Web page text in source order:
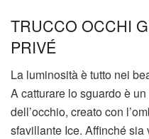
TRUCCO OCCHI
PRIVÉ
La luminosità è tutto nei
A catturare lo sguardo è un
dell’occhio, creato con
sfavillante Ice. Affinché